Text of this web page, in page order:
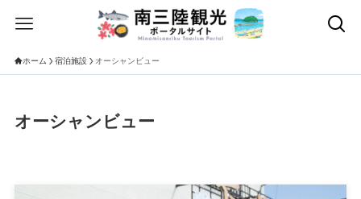
ホーム 宿泊施設 オーシャンビュー
オーシャンビュー